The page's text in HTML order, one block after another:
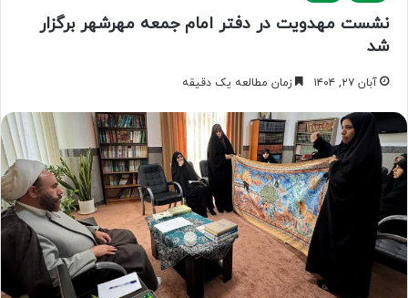
نشست مهدویت در دفتر امام جمعه مهرشهر برگزار
شد
آبان ۲۷, ۱۴۰۴ زمان مطالعه یک دقیقه